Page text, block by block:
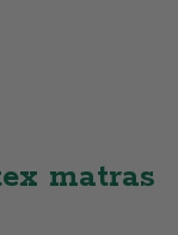
matras